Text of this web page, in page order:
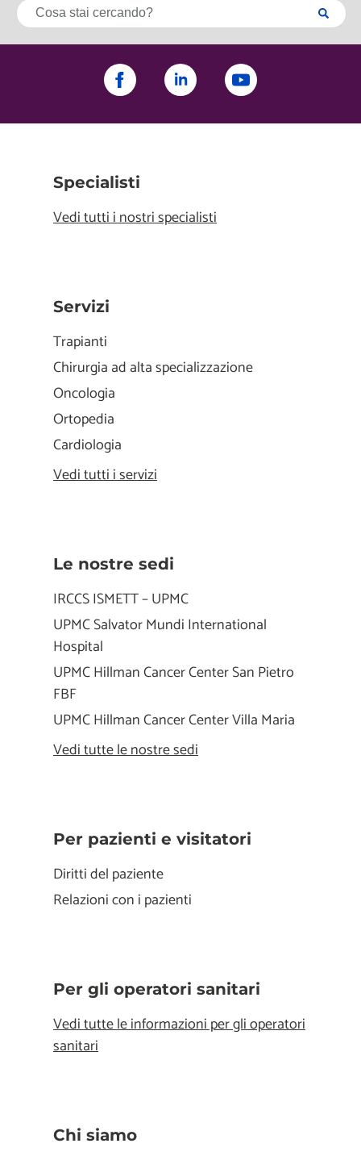
Specialisti
Vedi tutti i nostri specialisti
Servizi
Trapianti
Chirurgia ad alta specializzazione
Oncologia
Ortopedia
Cardiologia
Vedi tutti i servizi
Le nostre sedi
IRCCS ISMETT – UPMC
UPMC Salvator Mundi International
Hospital
UPMC Hillman Cancer Center San Pietro
FBF
UPMC Hillman Cancer Center Villa Maria
Vedi tutte le nostre sedi
Per pazienti e visitatori
Diritti del paziente
Relazioni con i pazienti
Per gli operatori sanitari
Vedi tutte le informazioni per gli operatori
sanitari
Chi siamo